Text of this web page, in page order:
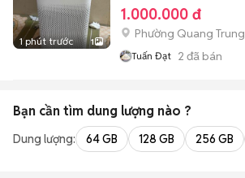
1 phút trước 1
1.000.000 đ
Phường Quang Trung
Tuấn Đạt 2 đã bán
Bạn cần tìm dung lượng nào ?
Dung lượng: 64 GB 128 GB 256 GB